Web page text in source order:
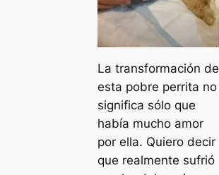
La transformación de
esta pobre perrita no
significa sólo que
había mucho amor
por ella. Quiero decir
que realmente sufrió